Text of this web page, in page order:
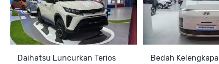
Daihatsu Luncurkan Terios
Bedah